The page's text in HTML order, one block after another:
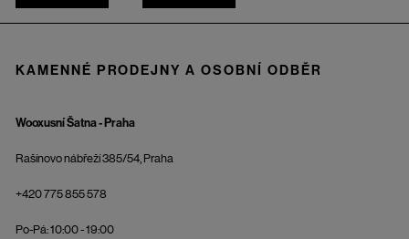
KAMENNÉ PRODEJNY A OSOBNÍ ODBĚR
Wooxusní Šatna - Praha
Rašínovo nábřeží 385/54, Praha
+420 775 855 578
Po-Pá: 10:00 - 19:00